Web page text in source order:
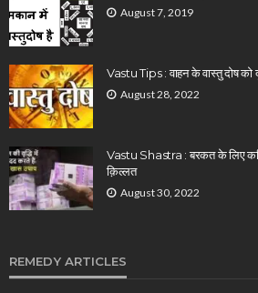
August 7, 2019
Vastu Tips : वाहन के वास्तु दोष
August 28, 2022
Vastu Shastra : बरकत के लिए
क़िल्लत
August 30, 2022
REMEDY ARTICLES